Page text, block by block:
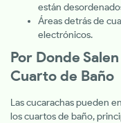
están
Áreas detrás de
electrónicos.
Por Donde
Cuarto de Baño
Las cucarachas pueden
los cuartos de baño,